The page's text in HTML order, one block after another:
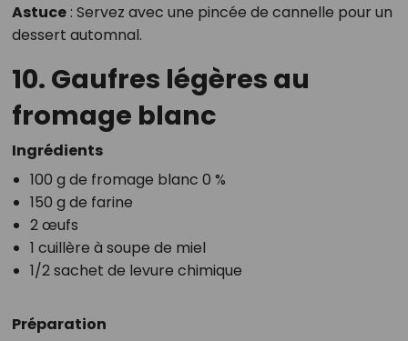
Astuce: Servez avec une pincée de cannelle pour un
dessert automnal.
10. Gaufres légères au
fromage blanc
Ingrédients
100 g de fromage blanc 0 %
150 g de farine
2 œufs
1 cuillère à soupe de miel
1/2 sachet de levure chimique
Préparation